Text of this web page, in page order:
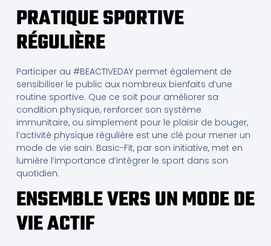
PRATIQUE SPORTIVE
RÉGULIÈRE
Participer au #BEACTIVEDAY permet également de
sensibiliser le public aux nombreux bienfaits d’une
routine sportive. Que ce soit pour améliorer sa
condition physique, renforcer son système
immunitaire, ou simplement pour le plaisir de bouger,
l’activité physique régulière est une clé pour mener un
mode de vie sain. Basic-Fit, par son initiative, met en
lumière l’importance d’intégrer le sport dans son
quotidien.
ENSEMBLE VERS UN MODE DE
VIE ACTIF